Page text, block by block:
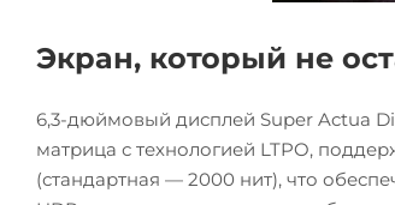
Экран, который не
6,3-дюймовый дисплей Super Actua
матрица с технологией LTPO,
(стандартная — 2000 нит), что